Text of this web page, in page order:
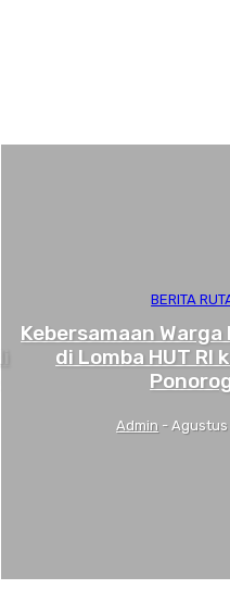
BERITA
Kebersamaan
di Lomba HUT RI
Admin - Agustus